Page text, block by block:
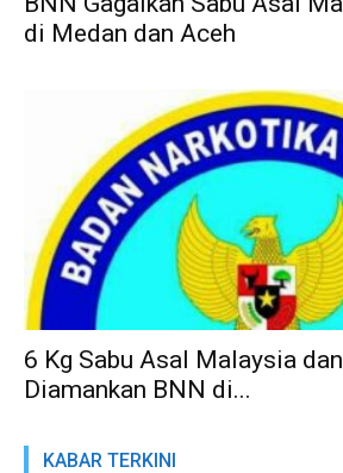
di Medan dan Aceh
6 Kg Sabu Asal Malaysia
Diamankan BNN di...
KABAR TERKINI